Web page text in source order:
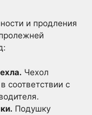
и продления
Чехол
соответствии с
Подушку